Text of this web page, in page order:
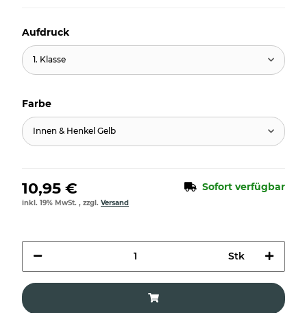
Aufdruck
1. Klasse
Farbe
Innen & Henkel Gelb
10,95 € Sofort verfügbar
inkl. 19% MwSt. , zzgl. Versand
Stk